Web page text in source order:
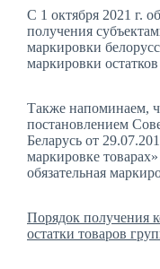
С 1 октября 2021 г.
получения
маркировки
маркировки
Также напоминаем,
постановлением
Беларусь от
маркировке
обязательная
Порядок получения
остатки товаров